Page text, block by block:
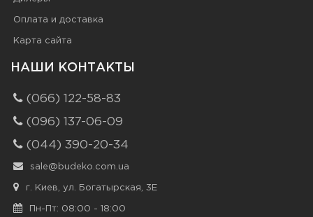
Оплата и доставка
Карта сайта
НАШИ КОНТАКТЫ
(066) 122-58-83
(096) 137-06-09
(044) 390-20-34
sale@budeko.com.ua
г. Киев, ул. Богатырская, 3Е
Пн-Пт: 08:00 - 18:00